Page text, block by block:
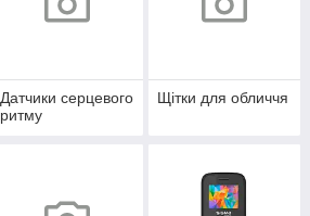
Датчики серцевого
ритму
Щітки для обличчя